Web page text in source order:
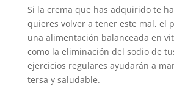
Si la crema que has adquirido te
quieres volver a tener este mal, el
una alimentación balanceada en
como la eliminación del sodio de
ejercicios regulares ayudarán a
tersa y saludable.